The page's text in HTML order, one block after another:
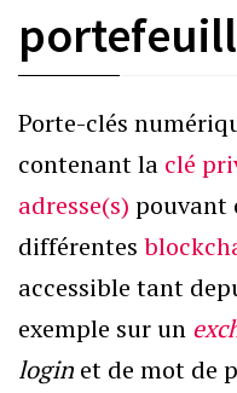
Porte-clés
contenant la clé
adresse(s) pouvant
différentes
accessible tant
exemple sur un
login et de mot de